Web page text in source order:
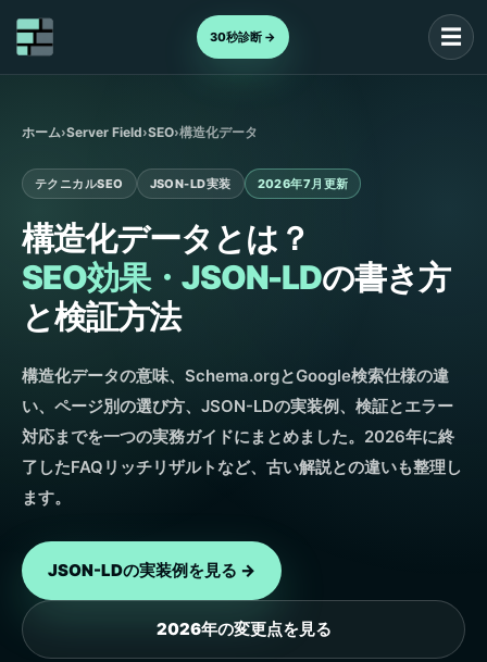
30秒診断 → ☰
ホーム›Server Field›SEO›構造化データ
テクニカルSEO JSON-LD実装 2026年7月更新
構造化データとは？
SEO効果・JSON-LDの書き方
と検証方法
構造化データの意味、Schema.orgとGoogle検索仕様の違
い、ページ別の選び方、JSON-LDの実装例、検証とエラー
対応までを一つの実務ガイドにまとめました。2026年に終
了したFAQリッチリザルトなど、古い解説との違いも整理し
ます。
JSON-LDの実装例を見る →
2026年の変更点を見る